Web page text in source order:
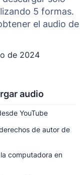
audio
YouTube
de autor de
computadora en
5 formas.
el audio de
de 2024